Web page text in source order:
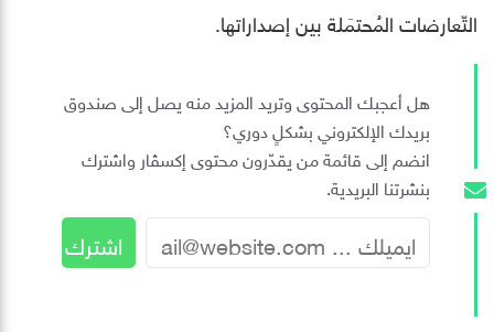
التّعارضات المُحتمَلة بين إصداراتها.
هل أعجبك المحتوى وتريد المزيد منه يصل إلى صندوق
بريدك الإلكتروني بشكلٍ دوري؟
انضم إلى قائمة من يقدّرون محتوى إكسڤار واشترك
بنشرتنا البريدية.